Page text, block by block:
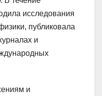
исследования
публиковала
и
и